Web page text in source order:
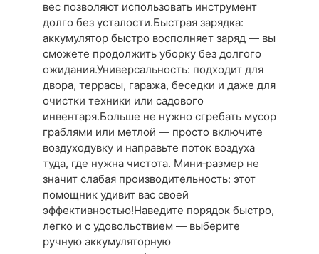
вес позволяют использовать инструмент
долго без усталости.Быстрая зарядка:
аккумулятор быстро восполняет заряд — вы
сможете продолжить уборку без долгого
ожидания.Универсальность: подходит для
двора, террасы, гаража, беседки и даже для
очистки техники или садового
инвентаря.Больше не нужно сгребать мусор
граблями или метлой — просто включите
воздуходувку и направьте поток воздуха
туда, где нужна чистота. Мини‑размер не
значит слабая производительность: этот
помощник удивит вас своей
эффективностью!Наведите порядок быстро,
легко и с удовольствием — выберите
ручную аккумуляторную